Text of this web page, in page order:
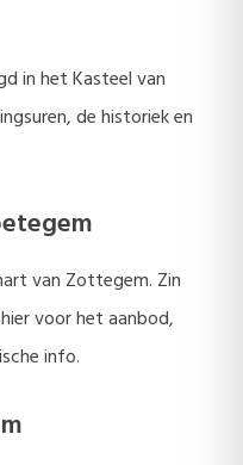
in het Kasteel van
de historiek en
van Zottegem. Zin
voor het aanbod,
info.